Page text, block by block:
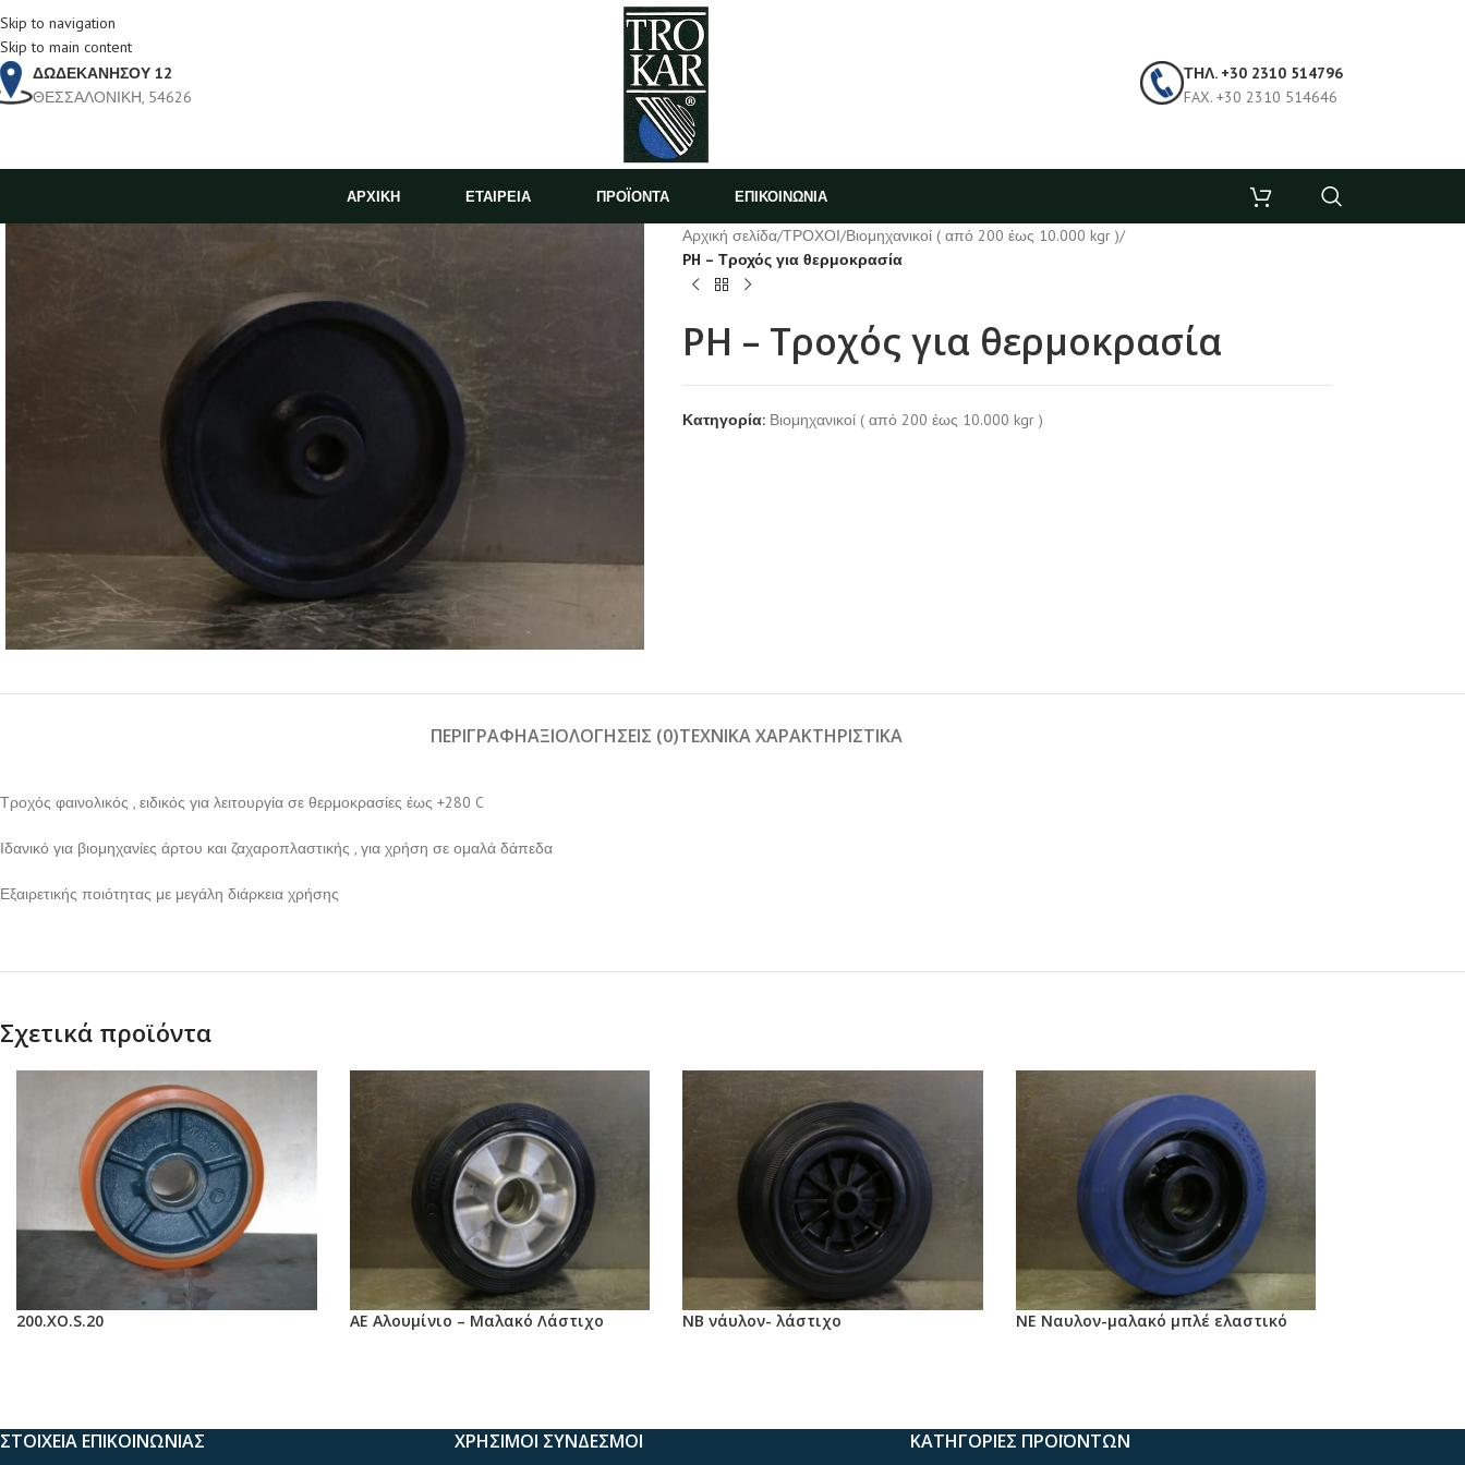
Skip to navigation
Skip to main content
ΔΩΔΕΚΑΝΗΣΟΥ 12
ΘΕΣΣΑΛΟΝΙΚΗ, 54626
ΤΗΛ. +30 2310 514796
FAX. +30 2310 514646
ΑΡΧΙΚΗ ΕΤΑΙΡΕΙΑ ΠΡΟΪΟΝΤΑ ΕΠΙΚΟΙΝΩΝΙΑ
Αρχική σελίδα/ΤΡΟΧΟΙ/Βιομηχανικοί ( από 200 έως 10.000 kgr )/
PH – Τροχός για θερμοκρασία
PH – Τροχός για θερμοκρασία
Κατηγορία: Βιομηχανικοί ( από 200 έως 10.000 kgr )
ΠΕΡΙΓΡΑΦΉΑΞΙΟΛΟΓΉΣΕΙΣ (0)ΤΕΧΝΙΚΑ ΧΑΡΑΚΤΗΡΙΣΤΙΚΑ
Τροχός φαινολικός , ειδικός για λειτουργία σε θερμοκρασίες έως +280 C
Ιδανικό για βιομηχανίες άρτου και ζαχαροπλαστικής , για χρήση σε ομαλά δάπεδα
Εξαιρετικής ποιότητας με μεγάλη διάρκεια χρήσης
Σχετικά προϊόντα
200.ΧΟ.S.20 ΑΕ Αλουμίνιο – Μαλακό Λάστιχο ΝΒ νάυλον- λάστιχο ΝΕ Ναυλον-μαλακό μπλέ ελαστικό
ΣΤΟΙΧΕΙΑ ΕΠΙΚΟΙΝΩΝΙΑΣ ΧΡΗΣΙΜΟΙ ΣΥΝΔΕΣΜΟΙ ΚΑΤΗΓΟΡΙΕΣ ΠΡΟΪΟΝΤΩΝ